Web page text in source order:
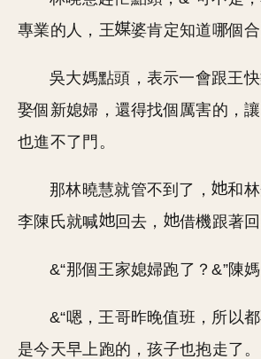
專業的人，王
婆肯定知道哪個
吳大媽點頭，表示一會跟王
娶個新媳婦，還得找個厲害的，
也進不了門。
那林曉慧就管不到了，
和
李陳氏就喊
回去， 借機跟著回
&“那個王家媳婦跑了？&”陳
&“嗯，王哥昨晚值班，所以
是今天早上跑的，孩子也抱走了